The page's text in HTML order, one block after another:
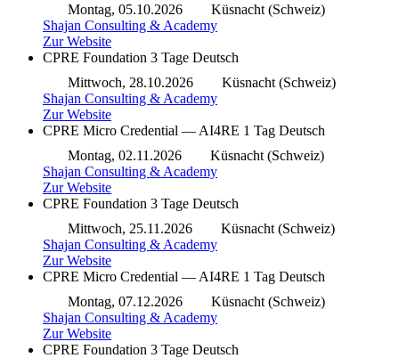
Montag, 05.10.2026
Küsnacht (Schweiz)
Shajan Consulting & Academy
Zur Website
CPRE Foundation 3 Tage Deutsch
Mittwoch, 28.10.2026
Küsnacht (Schweiz)
Shajan Consulting & Academy
Zur Website
CPRE Micro Credential — AI4RE 1 Tag Deutsch
Montag, 02.11.2026
Küsnacht (Schweiz)
Shajan Consulting & Academy
Zur Website
CPRE Foundation 3 Tage Deutsch
Mittwoch, 25.11.2026
Küsnacht (Schweiz)
Shajan Consulting & Academy
Zur Website
CPRE Micro Credential — AI4RE 1 Tag Deutsch
Montag, 07.12.2026
Küsnacht (Schweiz)
Shajan Consulting & Academy
Zur Website
CPRE Foundation 3 Tage Deutsch